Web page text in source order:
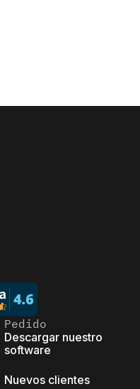
Pedido
Descargar nuestro
software
Nuevos clientes